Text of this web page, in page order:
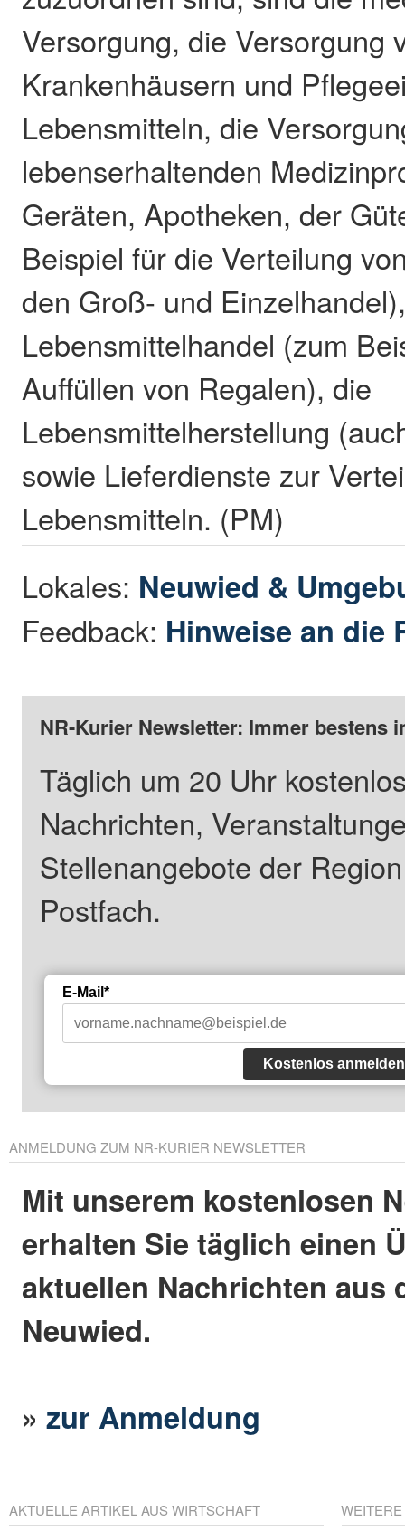
Versorgung, die Versorgung
Krankenhäusern und
Lebensmitteln, die
lebenserhaltenden
Geräten, Apotheken, der
Beispiel für die Verteilung
den Groß- und
Lebensmittelhandel (zum
Auffüllen von Regalen), die
Lebensmittelherstellung
sowie Lieferdienste zur
Lebensmitteln. (PM)
Lokales: Neuwied &
Feedback: Hinweise an die
NR-Kurier Newsletter: Immer bestens
Täglich um 20 Uhr
Nachrichten,
Stellenangebote der
Postfach.
E-Mail*
Kostenlos anmelden
ANMELDUNG ZUM NR-KURIER NEWSLETTER
Mit unserem kostenlosen
erhalten Sie täglich einen
aktuellen Nachrichten aus
Neuwied.
»zur Anmeldung
AKTUELLE ARTIKEL AUS WIRTSCHAFT